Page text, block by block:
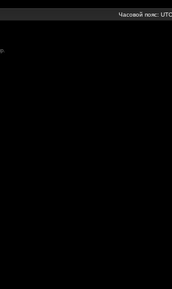
Часовой пояс: